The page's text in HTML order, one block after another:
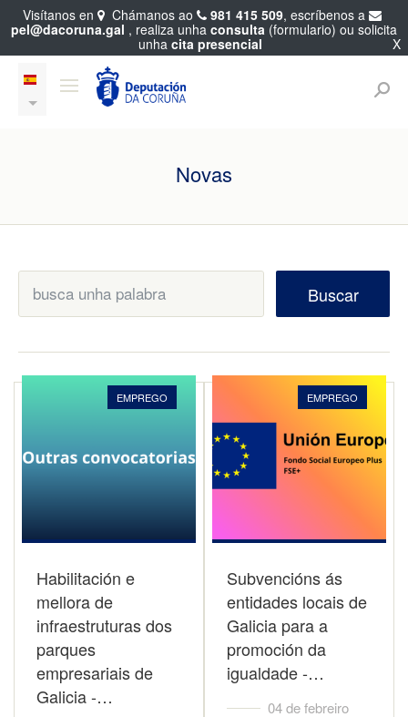
Novas
Buscar
EMPREGO
Habilitación e
mellora de
infraestruturas dos
parques
empresariais de
Galicia -…
EMPREGO
Subvencións ás
entidades locais de
Galicia para a
promoción da
igualdade -…
04 de febreiro
Visítanos en Chámanos ao 981 415 509, escríbenos a
pel@dacoruna.gal , realiza unha consulta (formulario) ou solicita
unha cita presencial X